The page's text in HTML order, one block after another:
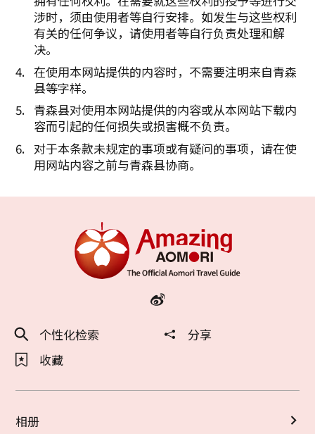
涉时，须由使用者等自行安排。如发生与这些权利
有关的任何争议，请使用者等自行负责处理和解
决。
在使用本网站提供的内容时，不需要注明来自青森
县等字样。
青森县对使用本网站提供的内容或从本网站下载内
容而引起的任何损失或损害概不负责。
对于本条款未规定的事项或有疑问的事项，请在使
用网站内容之前与青森县协商。
个性化检索
分享
收藏
相册